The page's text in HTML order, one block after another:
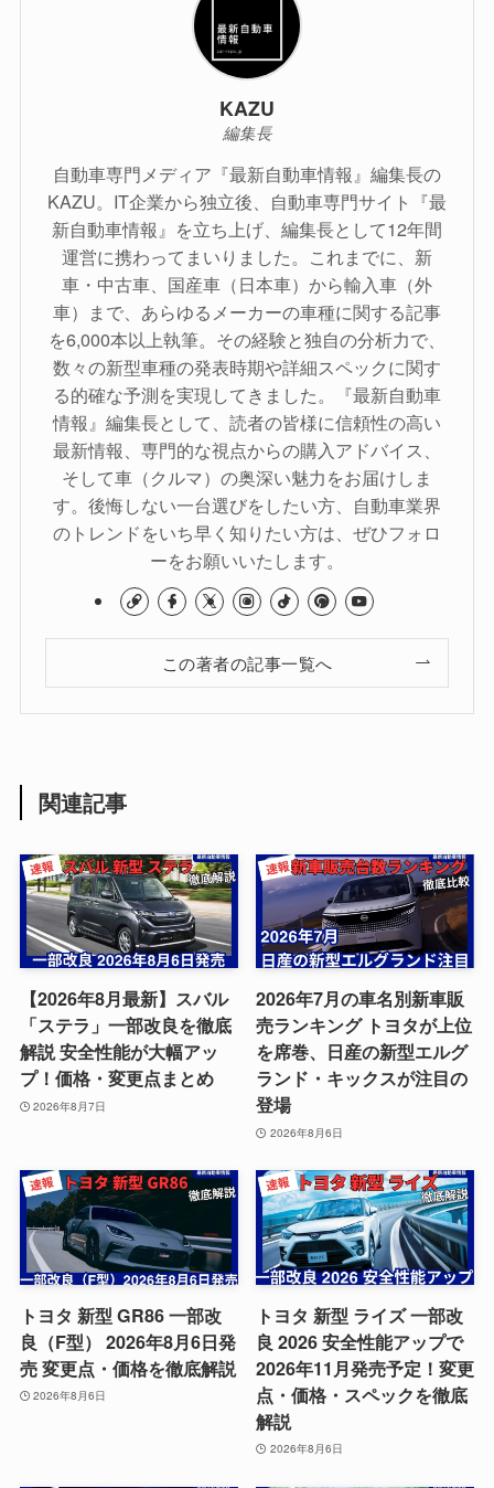
KAZU
編集長
自動車専門メディア『最新自動車情報』編集長の
KAZU。IT企業から独立後、自動車専門サイト『最
新自動車情報』を立ち上げ、編集長として12年間
運営に携わってまいりました。これまでに、新
車・中古車、国産車（日本車）から輸入車（外
車）まで、あらゆるメーカーの車種に関する記事
を6,000本以上執筆。その経験と独自の分析力で、
数々の新型車種の発表時期や詳細スペックに関す
る的確な予測を実現してきました。『最新自動車
情報』編集長として、読者の皆様に信頼性の高い
最新情報、専門的な視点からの購入アドバイス、
そして車（クルマ）の奥深い魅力をお届けしま
す。後悔しない一台選びをしたい方、自動車業界
のトレンドをいち早く知りたい方は、ぜひフォロ
ーをお願いいたします。
この著者の記事一覧へ
関連記事
【2026年8月最新】スバル
「ステラ」一部改良を徹底
解説 安全性能が大幅アッ
プ！価格・変更点まとめ
2026年8月7日
2026年7月の車名別新車販
売ランキング トヨタが上位
を席巻、日産の新型エルグ
ランド・キックスが注目の
登場
2026年8月6日
トヨタ 新型 GR86 一部改
良（F型） 2026年8月6日発
売 変更点・価格を徹底解説
2026年8月6日
トヨタ 新型 ライズ 一部改
良 2026 安全性能アップで
2026年11月発売予定！変更
点・価格・スペックを徹底
解説
2026年8月6日